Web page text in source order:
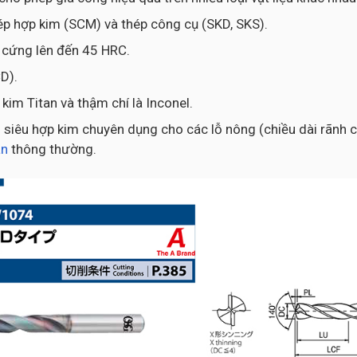
hợp kim (SCM) và thép công cụ (SKD, SKS).
lên đến 45 HRC.
Titan và thậm chí là Inconel.
hợp kim chuyên dụng cho các lỗ nông (chiều dài
thông thường.